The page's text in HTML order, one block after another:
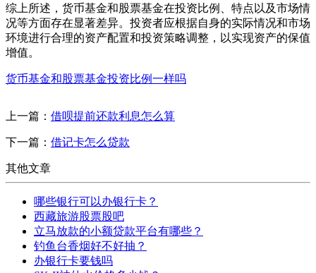
综上所述，货币基金和股票基金在投资比例、特点以及市场情
况等方面存在显著差异。投资者应根据自身的实际情况和市场
环境进行合理的资产配置和投资策略调整，以实现资产的保值
增值。
货币基金和股票基金投资比例一样吗
上一篇： 借呗提前还款利息怎么算
下一篇： 借记卡怎么贷款
其他文章
哪些银行可以办银行卡？
西藏旅游股票股吧
立马放款的小额贷款平台有哪些？
钓鱼台香烟好不好抽？
办银行卡要钱吗